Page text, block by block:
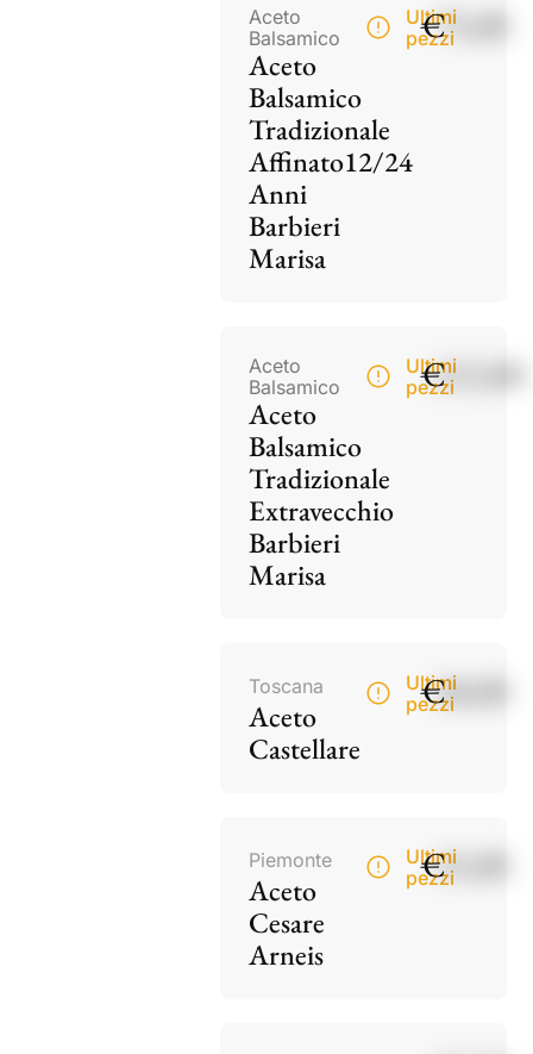
Aceto
Balsamico
Aceto
Balsamico
Tradizionale
Affinato12/24
Anni
Barbieri
Marisa
Ultimi
pezzi
€75,00
Aceto
Balsamico
Aceto
Balsamico
Tradizionale
Extravecchio
Barbieri
Marisa
Ultimi
pezzi
€115,00
Toscana
Aceto
Castellare
Ultimi
pezzi
€18,00
Piemonte
Aceto
Cesare
Arneis
Ultimi
pezzi
€15,00